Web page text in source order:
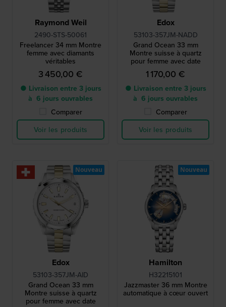
Raymond Weil
2490-STS-50061
Freelancer 34 mm Montre
femme avec diamants
véritables
3 450,00 €
● Livraison entre 3 jours
à 6 jours ouvrables
Comparer
Voir les produits
Edox
53103-357JM-NADD
Grand Ocean 33 mm
Montre suisse à quartz
pour femme avec date
1 170,00 €
● Livraison entre 3 jours
à 6 jours ouvrables
Comparer
Voir les produits
Edox
53103-357JM-AID
Grand Ocean 33 mm
Montre suisse à quartz
pour femme avec date
Nouveau
Hamilton
H32215101
Jazzmaster 36 mm Montre
automatique à cœur ouvert
Nouveau